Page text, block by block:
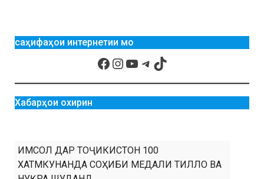
саҳифаҳои интернетии мо
Хабарҳои охирин
ИМСОЛ ДАР ТОҶИКИСТОН 100
ХАТМКУНАНДА СОҲИБИ МЕДАЛИ ТИЛЛО ВА